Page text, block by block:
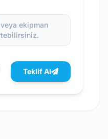
Teklif Al